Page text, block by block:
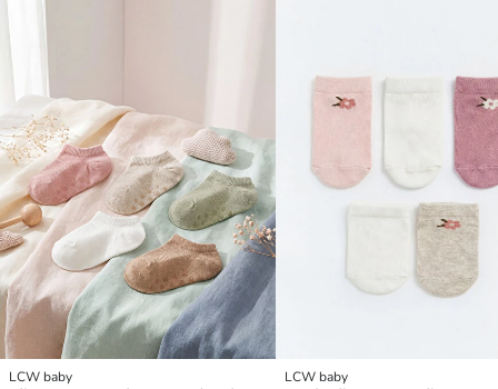
LCW baby
LCW baby